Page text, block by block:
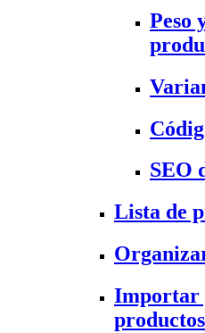
Peso
SEO
Lista de
Importar
productos